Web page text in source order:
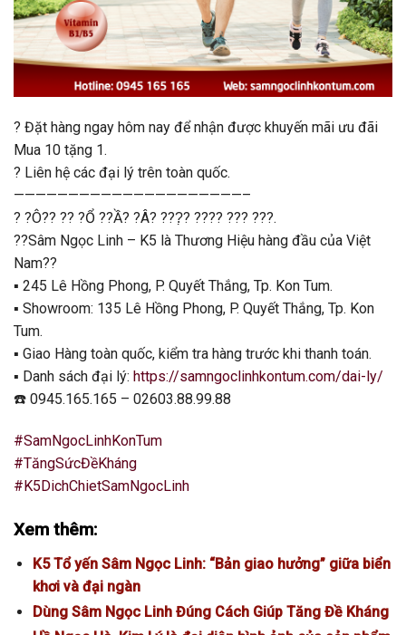
? Đặt hàng ngay hôm nay để nhận được khuyến mãi ưu đãi
Mua 10 tặng 1.
? Liên hệ các đại lý trên toàn quốc.
—————————————————————–
? ?Ô?? ?? ?Ổ ??Ầ? ?Â? ???̣? ???? ??? ???.
??Sâm Ngọc Linh – K5 là Thương Hiệu hàng đầu của Việt
Nam??
▪️ 245 Lê Hồng Phong, P. Quyết Thắng, Tp. Kon Tum.
▪️ Showroom: 135 Lê Hồng Phong, P. Quyết Thắng, Tp. Kon
Tum.
▪️ Giao Hàng toàn quốc, kiểm tra hàng trước khi thanh toán.
▪️ Danh sách đại lý: https://samngoclinhkontum.com/dai-ly/
☎️ 0945.165.165 – 02603.88.99.88
#SamNgocLinhKonTum
#TăngSứcĐềKháng
#K5DichChietSamNgocLinh
Xem thêm:
K5 Tổ yến Sâm Ngọc Linh: “Bản giao hưởng” giữa biển
khơi và đại ngàn
Dùng Sâm Ngọc Linh Đúng Cách Giúp Tăng Đề Kháng